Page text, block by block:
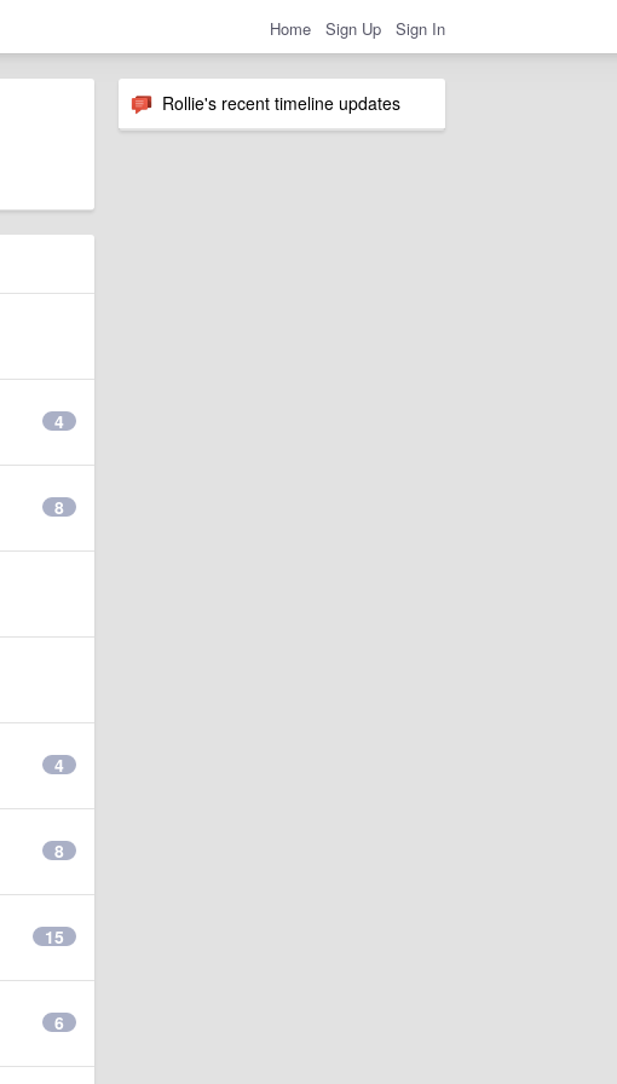
Home Sign Up Sign In
Rollie's recent timeline updates
4
8
4
8
15
6